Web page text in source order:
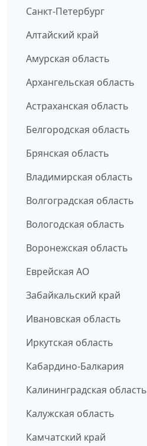
Санкт-Петербург
Алтайский край
Амурская область
Архангельская область
Астраханская область
Белгородская область
Брянская область
Владимирская область
Волгоградская область
Вологодская область
Воронежская область
Еврейская АО
Забайкальский край
Ивановская область
Иркутская область
Кабардино-Балкария
Калининградская область
Калужская область
Камчатский край